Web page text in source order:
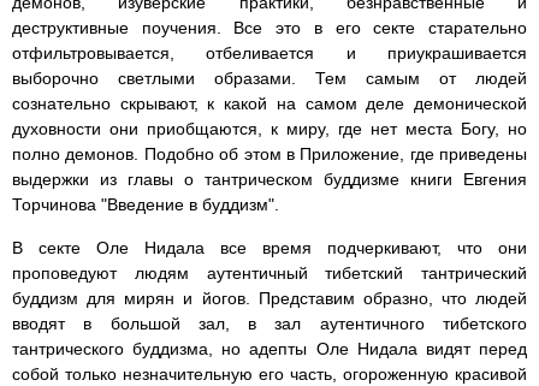
деструктивные поучения. Все это в его секте старательно
отфильтровывается, отбеливается и приукрашивается
выборочно светлыми образами. Тем самым от людей
сознательно скрывают, к какой на самом деле демонической
духовности они приобщаются, к миру, где нет места Богу, но
полно демонов. Подобно об этом в Приложение, где приведены
выдержки из главы о тантрическом буддизме книги Евгения
Торчинова "Введение в буддизм".
В секте Оле Нидала все время подчеркивают, что они
проповедуют людям аутентичный тибетский тантрический
буддизм для мирян и йогов. Представим образно, что людей
вводят в большой зал, в зал аутентичного тибетского
тантрического буддизма, но адепты Оле Нидала видят перед
собой только незначительную его часть, огороженную красивой